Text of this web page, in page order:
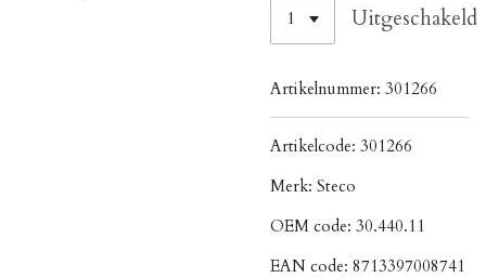
Uitgeschakeld
Artikelnummer: 301266
Artikelcode: 301266
Merk: Steco
OEM code: 30.440.11
EAN code: 8713397008741